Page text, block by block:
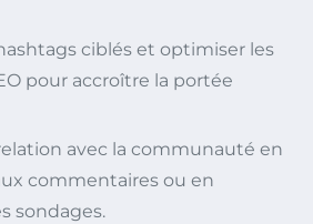
ciblés et optimiser les
pour accroître la portée
avec la communauté en
commentaires ou en
sondages.